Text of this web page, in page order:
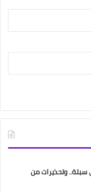
سبتة.. وتحذيرات من